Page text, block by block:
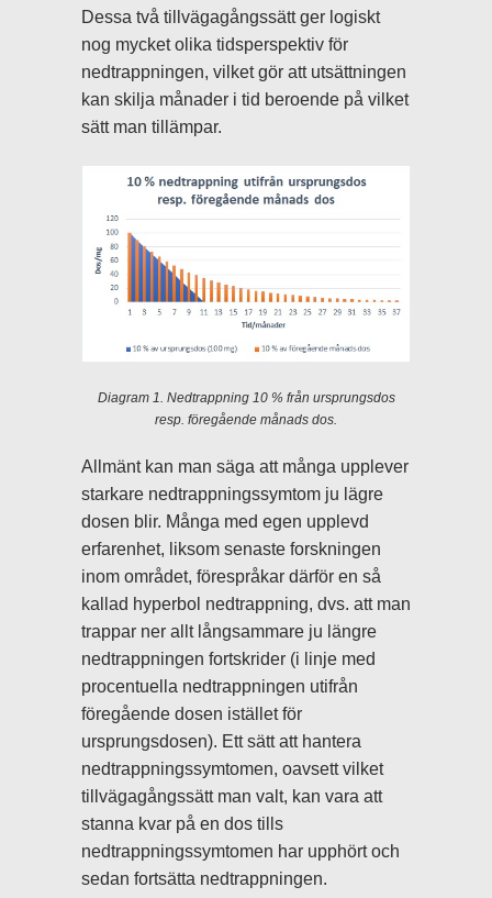
Dessa två tillvägagångssätt ger logiskt
nog mycket olika tidsperspektiv för
nedtrappningen, vilket gör att utsättningen
kan skilja månader i tid beroende på vilket
sätt man tillämpar.
Diagram 1. Nedtrappning 10 % från ursprungsdos
resp. föregående månads dos.
Allmänt kan man säga att många upplever
starkare nedtrappningssymtom ju lägre
dosen blir. Många med egen upplevd
erfarenhet, liksom senaste forskningen
inom området, förespråkar därför en så
kallad hyperbol nedtrappning, dvs. att man
trappar ner allt långsammare ju längre
nedtrappningen fortskrider (i linje med
procentuella nedtrappningen utifrån
föregående dosen istället för
ursprungsdosen). Ett sätt att hantera
nedtrappningssymtomen, oavsett vilket
tillvägagångssätt man valt, kan vara att
stanna kvar på en dos tills
nedtrappningssymtomen har upphört och
sedan fortsätta nedtrappningen.